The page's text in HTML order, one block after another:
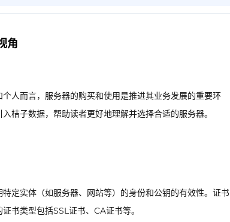
角
人而言，服务器的购买和使用是推进其业务发展的重要环
桔子数据，帮助读者更好地理解并选择合适的服务器。
定实体（如服务器、网站等）的身份和公钥的有效性。证书
书类型包括SSL证书、CA证书等。